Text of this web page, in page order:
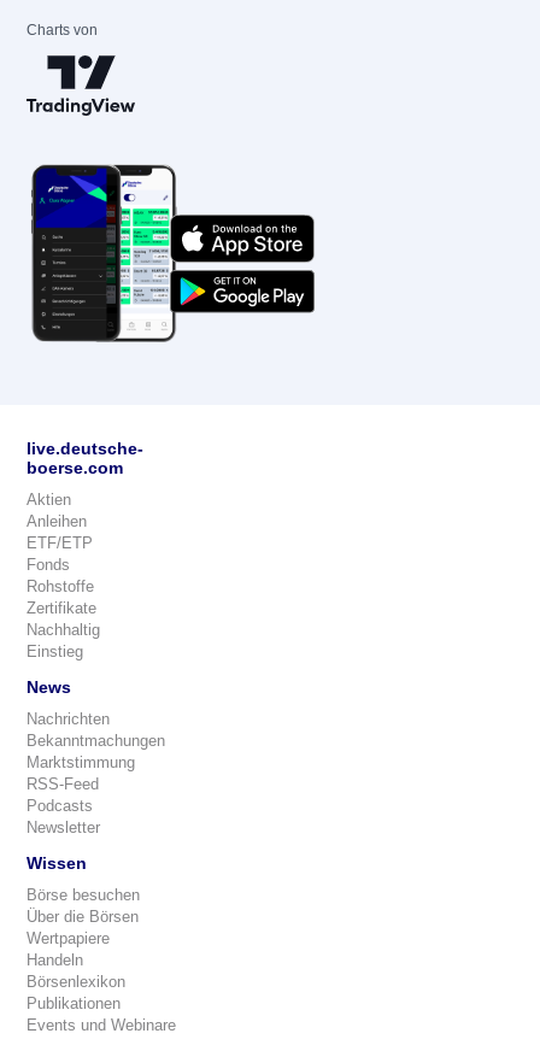
Charts von
live.deutsche-
boerse.com
Aktien
Anleihen
ETF/ETP
Fonds
Rohstoffe
Zertifikate
Nachhaltig
Einstieg
News
Nachrichten
Bekanntmachungen
Marktstimmung
RSS-Feed
Podcasts
Newsletter
Wissen
Börse besuchen
Über die Börsen
Wertpapiere
Handeln
Börsenlexikon
Publikationen
Events und Webinare